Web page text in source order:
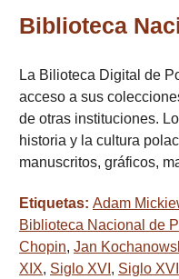
Biblioteca
La Bilioteca Digital de
acceso a sus
de otras instituciones.
historia y la cultura
manuscritos, gráficos,
Etiquetas: Adam
Biblioteca Nacional de
Chopin, Jan
XIX, Siglo XVI , Siglo XVIII